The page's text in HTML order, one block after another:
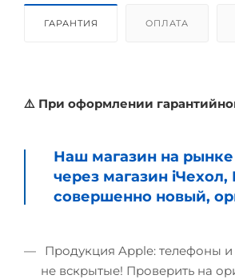
ГАРАНТИЯ ОПЛАТА
⚠️ При оформлении
Наш магазин на
через магазин
совершенно новый,
Продукция Apple: телефоны и
не вскрытые! Проверить на